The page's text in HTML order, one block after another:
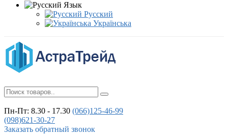
Язык
Русский
Українська
Пн-Пт: 8.30 - 17.30 (066)125-46-99
(098)621-30-27
Заказать обратный звонок